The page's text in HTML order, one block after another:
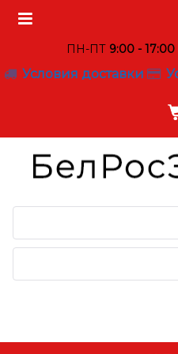
ПН-ПТ 9:00 - 17:00
Условия доставки